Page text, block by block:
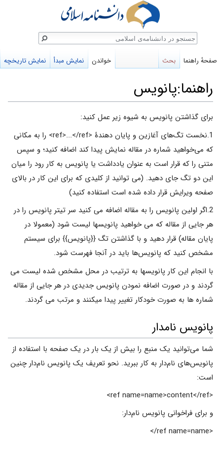
راهنما:پانویس
پرش
به
ناوبری
پرش
به
جستجو
برای گذاشتن پانویس به شیوه زیر عمل کنید:
1.نخست تگ‌های آغازین و پایان دهندهٔ <ref>...</ref> را به مکانی
که می‌خواهید شماره در مقاله نمایش پیدا کند اضافه کنید؛ و سپس
متنی را که قرار است به عنوان یادداشت یا پانویس به کار رود را میان
این دو تگ جای دهید. (می توانید از کلیدی که برای این کار در بالای
صفحه ویرایش قرار داده شده است استفاده کنید)
2.اگر اولین پانویس را به مقاله اضافه می کنید سر تیتر پانویس را در
هر جایی از مقاله که می خواهید پانویسها لیست شود (معمولا در
پایان مقاله) قرار دهید و با گذاشتن تگ {{پانویس}} برای سیستم
مشخص کنید که پانویس‌ها باید در آنجا فهرست شود.
با انجام این کار پانویسها به ترتیب در محل مشخص شده لیست می
گردند و در صورت اضافه نمودن پانویس جدیدی در هر جایی از مقاله
شماره ها به صورت خودکار تغییر پیدا میکنند و مرتب می گردند.
پانویس نامدار
شما می‌توانید یک منبع را بیش از یک بار در یک صفحه با استفاده از
پانویس‌های نام‌دار به کار ببرید. نحو تعریف یک پانویس نام‌دار چنین
است:
<ref name=name>content</ref>
و برای فراخوانی پانویس نام‌دار:
<ref name=name/>
صفحهٔ راهنما بحث خواندن نمایش مبدأ نمایش تاریخچه
جستجو